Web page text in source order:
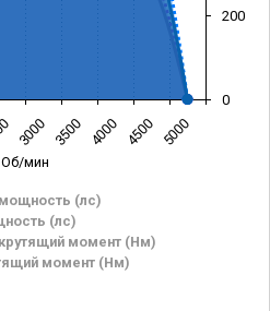
Об/мин
(лс)
(лс)
момент (Нм)
момент (Нм)
3000 3500 4000 4500 5000
0
200